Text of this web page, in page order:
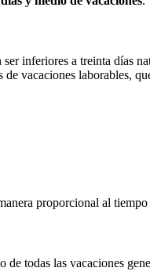
inferiores a treinta días
vacaciones laborables,
proporcional al
todas las vacaciones